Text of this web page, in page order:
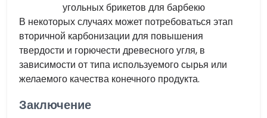
угольных брикетов для барбекю
В некоторых случаях может потребоваться этап
вторичной карбонизации для повышения
твердости и горючести древесного угля, в
зависимости от типа используемого сырья или
желаемого качества конечного продукта.
Заключение